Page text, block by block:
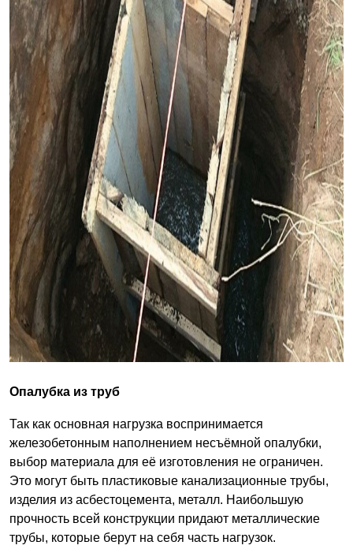
Опалубка из труб
Так как основная нагрузка воспринимается
железобетонным наполнением несъёмной опалубки,
выбор материала для её изготовления не ограничен.
Это могут быть пластиковые канализационные трубы,
изделия из асбестоцемента, металл. Наибольшую
прочность всей конструкции придают металлические
трубы, которые берут на себя часть нагрузок.